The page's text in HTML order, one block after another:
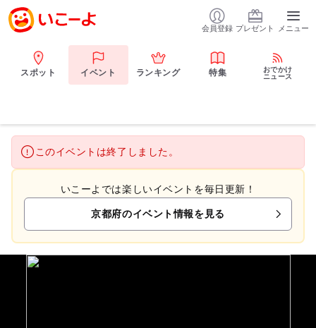
会員登録 プレゼント メニュー
スポット イベント ランキング 特集
おでかけ
ニュース
このイベントは終了しました。
いこーよでは楽しいイベントを毎日更新！
京都府のイベント情報を見る